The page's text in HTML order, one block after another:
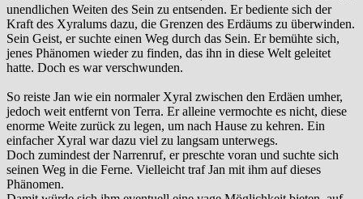
unendlichen Weiten des Sein zu entsenden. Er bediente sich der
Kraft des Xyralums dazu, die Grenzen des Erdäums zu überwinden.
Sein Geist, er suchte einen Weg durch das Sein. Er bemühte sich,
jenes Phänomen wieder zu finden, das ihn in diese Welt geleitet
hatte. Doch es war verschwunden.
So reiste Jan wie ein normaler Xyral zwischen den Erdäen umher,
jedoch weit entfernt von Terra. Er alleine vermochte es nicht, diese
enorme Weite zurück zu legen, um nach Hause zu kehren. Ein
einfacher Xyral war dazu viel zu langsam unterwegs.
Doch zumindest der Narrenruf, er preschte voran und suchte sich
seinen Weg in die Ferne. Vielleicht traf Jan mit ihm auf dieses
Phänomen.